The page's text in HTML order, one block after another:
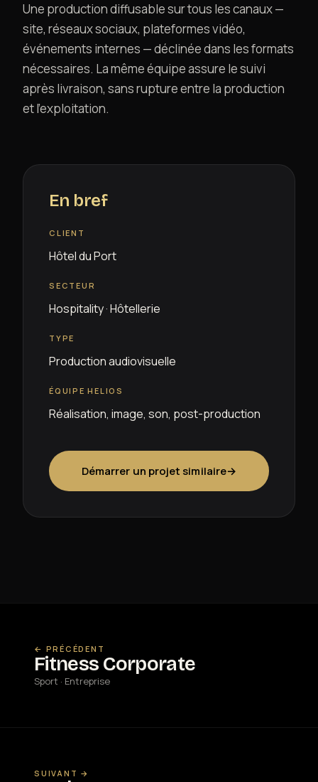
Une production diffusable sur tous les canaux —
site, réseaux sociaux, plateformes vidéo,
événements internes — déclinée dans les formats
nécessaires. La même équipe assure le suivi
après livraison, sans rupture entre la production
et l'exploitation.
En bref
CLIENT
Hôtel du Port
SECTEUR
Hospitality · Hôtellerie
TYPE
Production audiovisuelle
ÉQUIPE HELIOS
Réalisation, image, son, post-production
Démarrer un projet similaire→
← PRÉCÉDENT
Fitness Corporate
Sport · Entreprise
SUIVANT →